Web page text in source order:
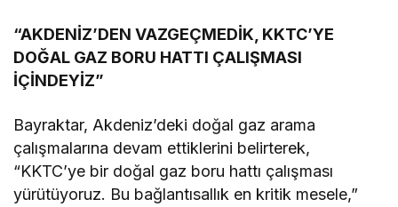
“AKDENİZ’DEN VAZGEÇMEDİK, KKTC’YE
DOĞAL GAZ BORU HATTI ÇALIŞMASI
İÇİNDEYİZ”
Bayraktar, Akdeniz’deki doğal gaz arama
çalışmalarına devam ettiklerini belirterek,
“KKTC’ye bir doğal gaz boru hattı çalışması
yürütüyoruz. Bu bağlantısallık en kritik mesele,”